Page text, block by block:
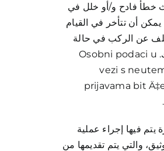
خطأ فادح و/أو خلل في
أن تتأخر في القيام
عن الركب في حالة
حدوث ذلك. Osobni podaci u
vezi s
prijavama bit
فيها إجراء عملية
والتي يتم تقديمها من